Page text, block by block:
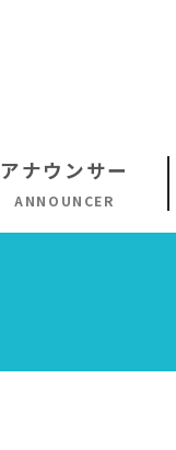
アナウンサー
ANNOUNCER